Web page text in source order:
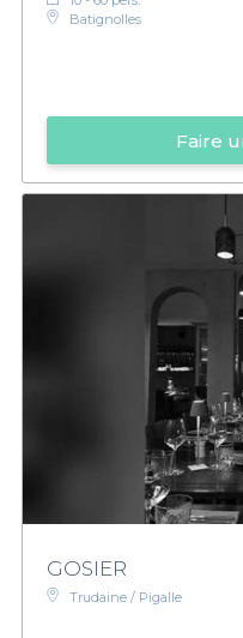
Batignolles
Faire
GOSIER
Trudaine / Pigalle